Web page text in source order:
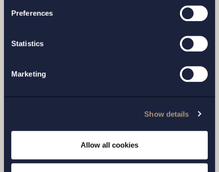
Preferences
Statistics
Marketing
Show details
Allow all cookies
Setterwalls har biträtt EnBW vid
plattform för förnyelsebar energi till